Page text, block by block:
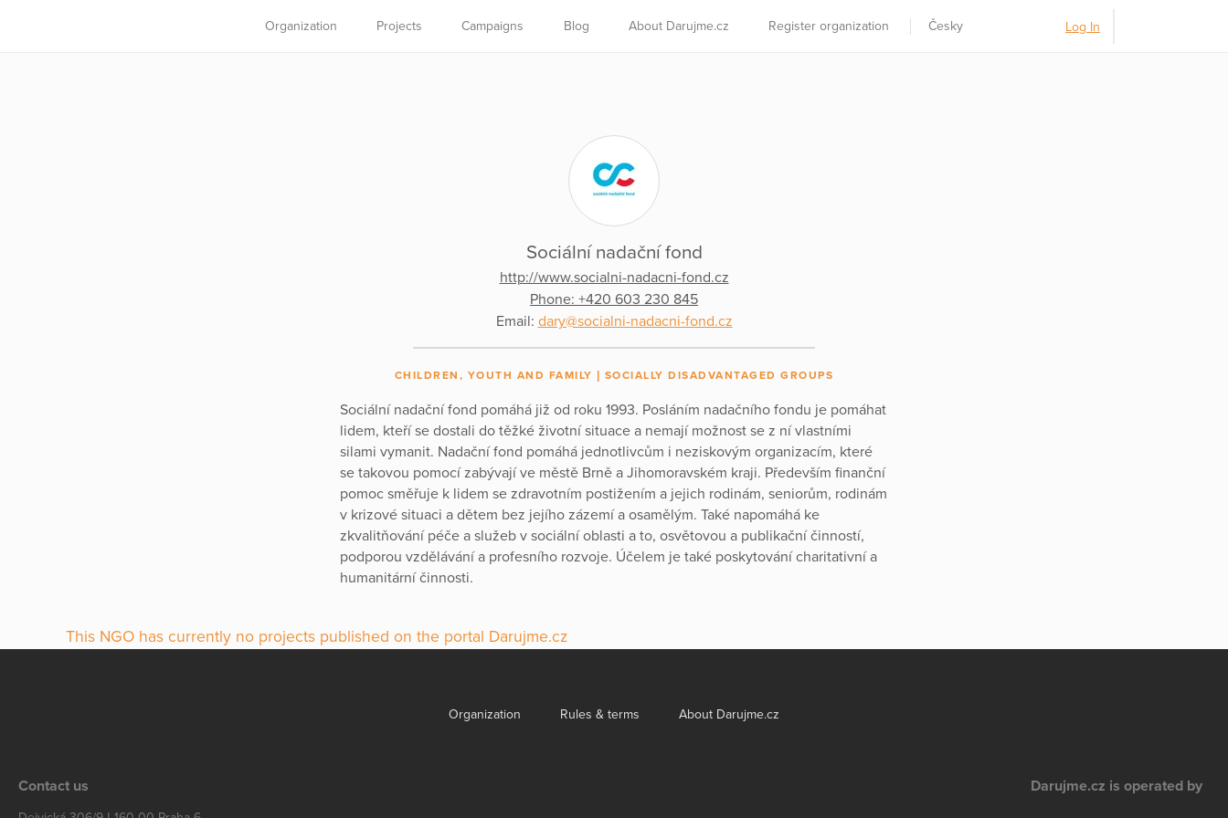
Organization Projects Campaigns Blog About Darujme.cz Register organization Česky Log In
Sociální nadační fond
http://www.socialni-nadacni-fond.cz
Phone: +420 603 230 845
Email: dary@socialni-nadacni-fond.cz
CHILDREN, YOUTH AND FAMILY SOCIALLY DISADVANTAGED GROUPS
Sociální nadační fond pomáhá již od roku 1993. Posláním nadačního fondu je pomáhat
lidem, kteří se dostali do těžké životní situace a nemají možnost se z ní vlastními
silami vymanit. Nadační fond pomáhá jednotlivcům i neziskovým organizacím, které
se takovou pomocí zabývají ve městě Brně a Jihomoravském kraji. Především finanční
pomoc směřuje k lidem se zdravotním postižením a jejich rodinám, seniorům, rodinám
v krizové situaci a dětem bez jejího zázemí a osamělým. Také napomáhá ke
zkvalitňování péče a služeb v sociální oblasti a to, osvětovou a publikační činností,
podporou vzdělávání a profesního rozvoje. Účelem je také poskytování charitativní a
humanitární činnosti.
This NGO has currently no projects published on the portal Darujme.cz
Organization Rules & terms About Darujme.cz
Contact us Darujme.cz is operated by